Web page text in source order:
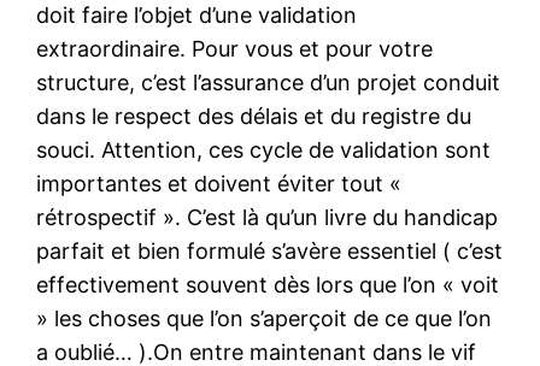
doit faire l’objet d’une validation
extraordinaire. Pour vous et pour votre
structure, c’est l’assurance d’un projet conduit
dans le respect des délais et du registre du
souci. Attention, ces cycle de validation sont
importantes et doivent éviter tout «
rétrospectif ». C’est là qu’un livre du handicap
parfait et bien formulé s’avère essentiel ( c’est
effectivement souvent dès lors que l’on « voit
» les choses que l’on s’aperçoit de ce que l’on
a oublié… ).On entre maintenant dans le vif